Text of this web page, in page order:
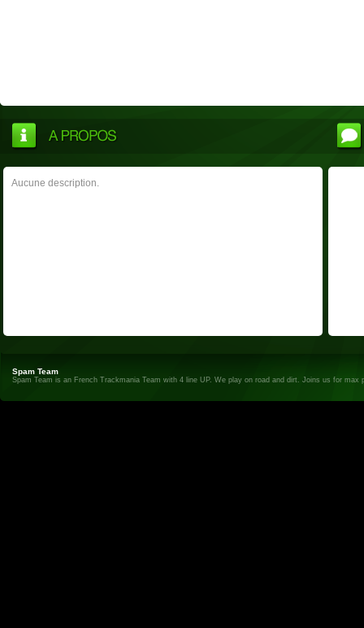
Aucune description.
Spam Team
Spam Team is an French Trackmania Team with 4 line UP. We play on road and dirt. Joins us for max